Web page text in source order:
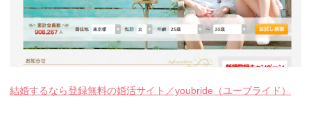
結婚するなら登録無料の婚活サイト／youbride（ユーブライド）